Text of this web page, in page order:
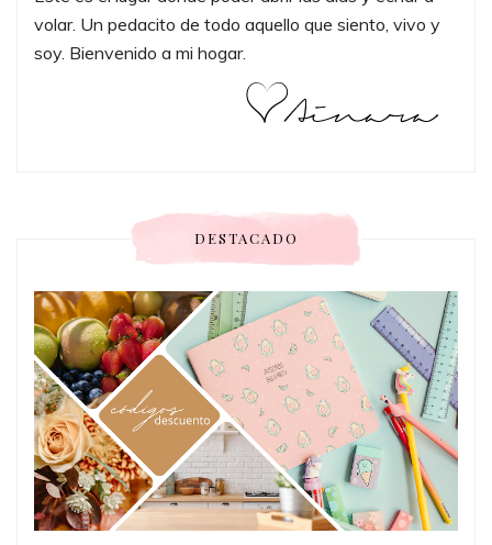
volar. Un pedacito de todo aquello que siento, vivo y
soy. Bienvenido a mi hogar.
DESTACADO